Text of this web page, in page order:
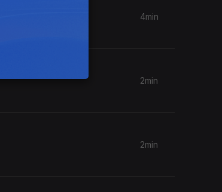
4min
2min
2min